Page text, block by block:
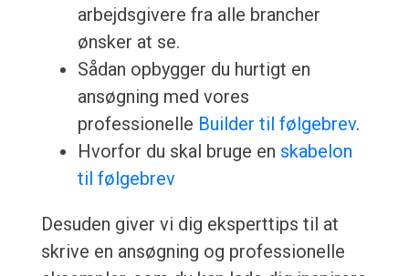
arbejdsgivere fra alle brancher
ønsker at se.
Sådan opbygger du hurtigt en
ansøgning med vores
professionelle Builder til følgebrev.
Hvorfor du skal bruge en skabelon
til følgebrev
Desuden giver vi dig eksperttips til at
skrive en ansøgning og professionelle